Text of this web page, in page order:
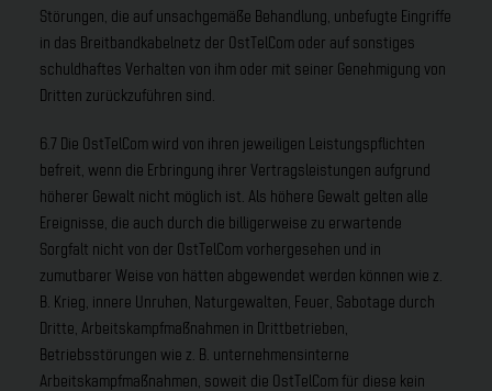
Störungen, die auf unsachgemäße Behandlung, unbefugte Eingriffe
in das Breitbandkabelnetz der OstTelCom oder auf sonstiges
schuldhaftes Verhalten von ihm oder mit seiner Genehmigung von
Dritten zurückzuführen sind.
6.7 Die OstTelCom wird von ihren jeweiligen Leistungspflichten
befreit, wenn die Erbringung ihrer Vertragsleistungen aufgrund
höherer Gewalt nicht möglich ist. Als höhere Gewalt gelten alle
Ereignisse, die auch durch die billigerweise zu erwartende
Sorgfalt nicht von der OstTelCom vorhergesehen und in
zumutbarer Weise von hätten abgewendet werden können wie z.
B. Krieg, innere Unruhen, Naturgewalten, Feuer, Sabotage durch
Dritte, Arbeitskampfmaßnahmen in Drittbetrieben,
Betriebsstörungen wie z. B. unternehmensinterne
Arbeitskampfmaßnahmen, soweit die OstTelCom für diese kein